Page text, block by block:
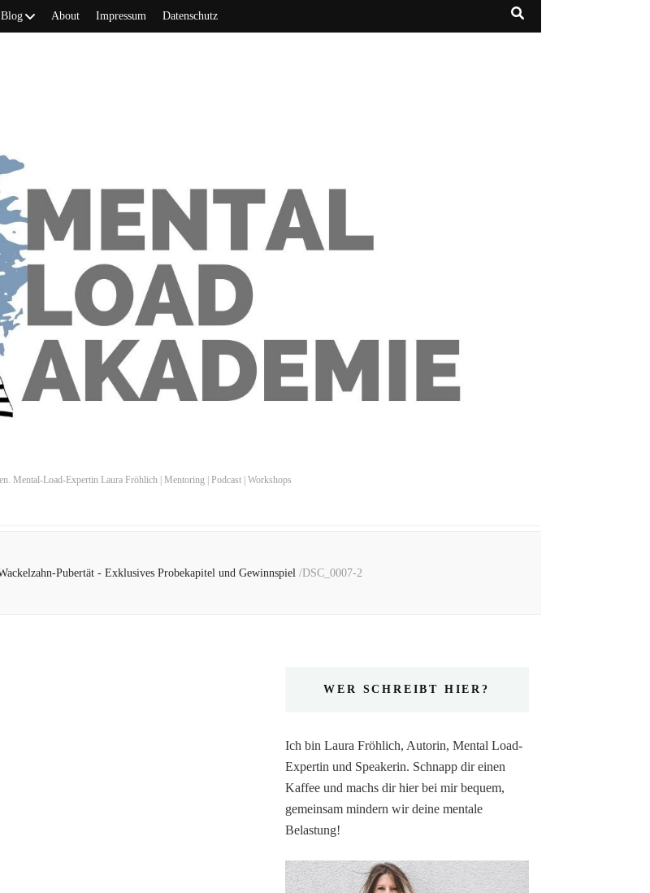
Blog About Impressum Datenschutz
Mental-Load-Expertin Laura Fröhlich | Mentoring | Podcast | Workshops
Pubertät - Exklusives Probekapitel und Gewinnspiel /DSC_0007-2
WER SCHREIBT HIER?
Ich bin Laura Fröhlich, Autorin, Mental Load-
Expertin und Speakerin. Schnapp dir einen
Kaffee und machs dir hier bei mir bequem,
gemeinsam mindern wir deine mentale
Belastung!